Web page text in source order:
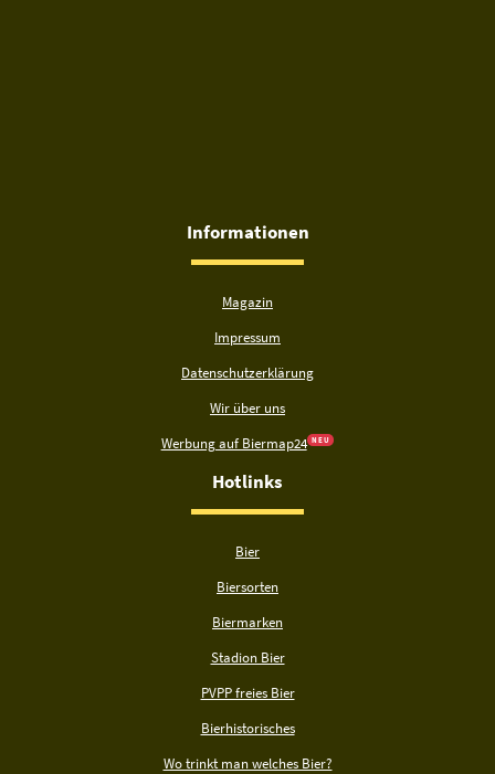
Informationen
Magazin
Impressum
Datenschutzerklärung
Wir über uns
Werbung auf Biermap24 N E U
Hotlinks
Bier
Biersorten
Biermarken
Stadion Bier
PVPP freies Bier
Bierhistorisches
Wo trinkt man welches Bier?